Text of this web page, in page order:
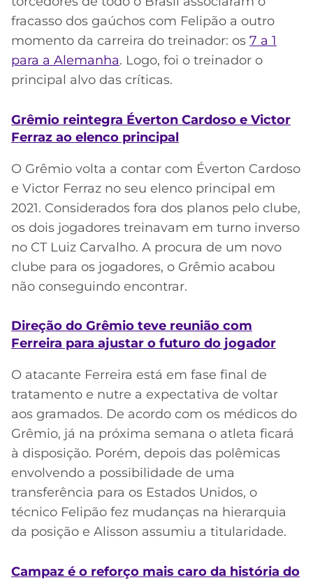
fracasso dos gaúchos com Felipão a outro
momento da carreira do treinador: os 7 a 1
para a Alemanha. Logo, foi o treinador o
principal alvo das críticas.
Grêmio reintegra Éverton Cardoso e Victor
Ferraz ao elenco principal
O Grêmio volta a contar com Éverton Cardoso
e Victor Ferraz no seu elenco principal em
2021. Considerados fora dos planos pelo clube,
os dois jogadores treinavam em turno inverso
no CT Luiz Carvalho. A procura de um novo
clube para os jogadores, o Grêmio acabou
não conseguindo encontrar.
Direção do Grêmio teve reunião com
Ferreira para ajustar o futuro do jogador
O atacante Ferreira está em fase final de
tratamento e nutre a expectativa de voltar
aos gramados. De acordo com os médicos do
Grêmio, já na próxima semana o atleta ficará
à disposição. Porém, depois das polêmicas
envolvendo a possibilidade de uma
transferência para os Estados Unidos, o
técnico Felipão fez mudanças na hierarquia
da posição e Alisson assumiu a titularidade.
Campaz é o reforço mais caro da história do